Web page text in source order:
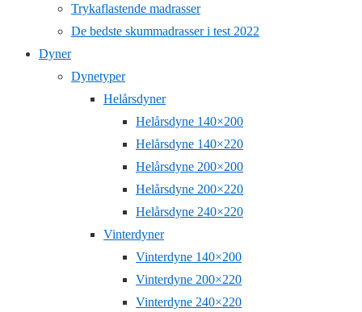
Trykaflastende madrasser
De bedste skummadrasser i test 2022
Dyner
Dynetyper
Helårsdyner
Helårsdyne 140×200
Helårsdyne 140×220
Helårsdyne 200×200
Helårsdyne 200×220
Helårsdyne 240×220
Vinterdyner
Vinterdyne 140×200
Vinterdyne 200×220
Vinterdyne 240×220